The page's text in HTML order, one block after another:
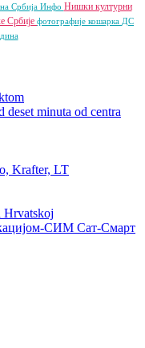
Србија Инфо Нишки културни
Србије фотографије кошарка ДС
deset minuta od centra
Krafter, LT
Hrvatskoj
СИМ Сат-Смарт